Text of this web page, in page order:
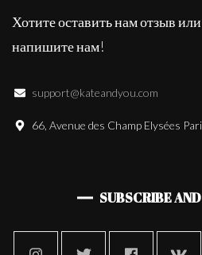
Хотите оставить нам отзыв или
напишите нам!
support@kateandyou.com
66, Avenue des Champ Elysées
SUBSCRIBE